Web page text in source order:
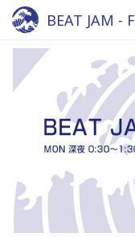
BEAT JAM -